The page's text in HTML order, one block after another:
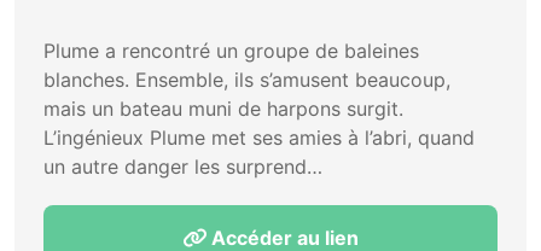
Plume a rencontré un groupe de baleines
blanches. Ensemble, ils s’amusent beaucoup,
mais un bateau muni de harpons surgit.
L’ingénieux Plume met ses amies à l’abri, quand
un autre danger les surprend…
Accéder au lien